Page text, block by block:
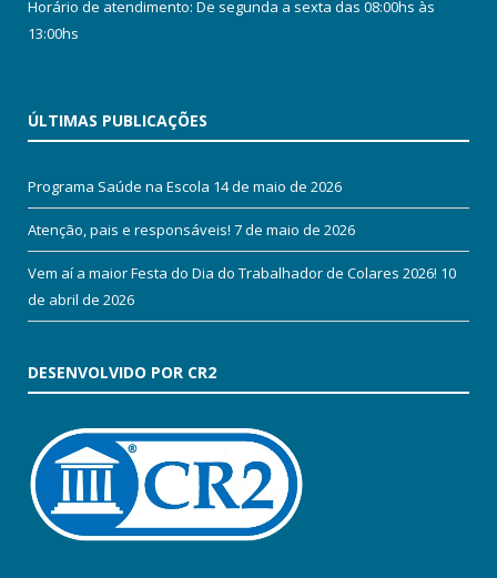
Horário de atendimento: De segunda a sexta das 08:00hs às
13:00hs
ÚLTIMAS PUBLICAÇÕES
Programa Saúde na Escola 14 de maio de 2026
Atenção, pais e responsáveis! 7 de maio de 2026
Vem aí a maior Festa do Dia do Trabalhador de Colares 2026! 10
de abril de 2026
DESENVOLVIDO POR CR2